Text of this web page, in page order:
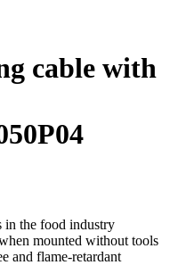
cable with
in the food industry
mounted without tools
and flame-retardant